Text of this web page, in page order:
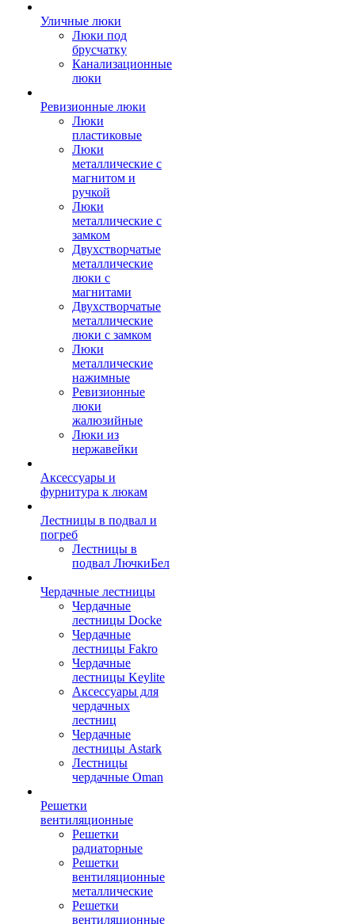
Уличные люки
Люки под
брусчатку
Канализационные
люки
Ревизионные люки
Люки
пластиковые
Люки
металлические с
магнитом и
ручкой
Люки
металлические с
замком
Двухстворчатые
металлические
люки с
магнитами
Двухстворчатые
металлические
люки с замком
Люки
металлические
нажимные
Ревизионные
люки
жалюзийные
Люки из
нержавейки
Аксессуары и
фурнитура к люкам
Лестницы в подвал и
погреб
Лестницы в
подвал ЛючкиБел
Чердачные лестницы
Чердачные
лестницы Docke
Чердачные
лестницы Fakro
Чердачные
лестницы Keylite
Аксессуары для
чердачных
лестниц
Чердачные
лестницы Astark
Лестницы
чердачные Oman
Решетки
вентиляционные
Решетки
радиаторные
Решетки
вентиляционные
металлические
Решетки
вентиляционные